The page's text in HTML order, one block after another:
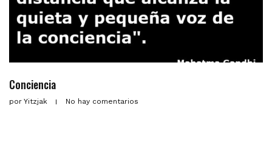
Conciencia
por Yitzjak No hay comentarios